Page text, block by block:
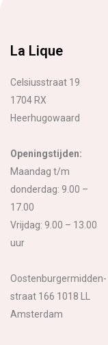
La Lique
Celsiusstraat 19
1704 RX
Heerhugowaard
Openingstijden:
Maandag t/m
donderdag: 9.00 –
17.00
Vrijdag: 9.00 – 13.00
uur
Oostenburgermidden-
straat 166 1018 LL
Amsterdam